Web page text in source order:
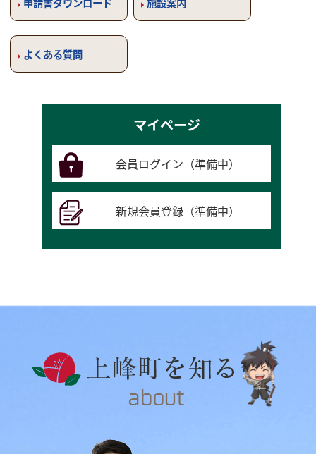
申請書ダウンロード 施設案内
よくある質問
マイページ
会員ログイン（準備中）
新規会員登録（準備中）